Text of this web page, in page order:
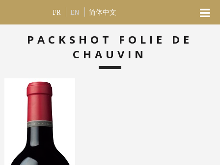
FR EN 简体中文
PACKSHOT FOLIE DE
CHAUVIN